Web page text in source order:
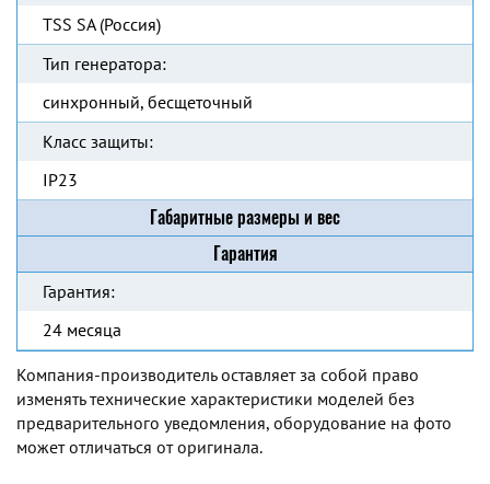
TSS SA (Россия)
Тип генератора:
синхронный, бесщеточный
Класс защиты:
IP23
Габаритные размеры и вес
Гарантия
Гарантия:
24 месяца
Компания-производитель оставляет за собой право
изменять технические характеристики моделей без
предварительного уведомления, оборудование на фото
может отличаться от оригинала.